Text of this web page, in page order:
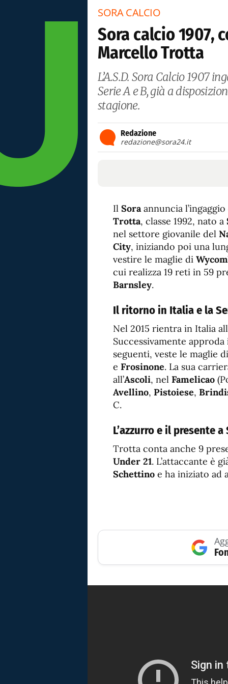
SORA CALCIO
Sora calcio 1907,
Marcello Trotta
L’A.S.D. Sora Calcio 1907
Serie A e B, già a
stagione.
Redazione
redazione@sora24.it
Il Soraannuncia
Trotta, classe 1992, nato a
nel settore giovanile del
City, iniziando poi una
vestire le maglie di
cui realizza 19 reti in 59
Barnsley.
Il ritorno in Italia e la
Nel 2015 rientra in Italia
Successivamente approda
seguenti, veste le maglie di
e Frosinone. La sua
all’Ascoli, nel Famelicao
Avellino, Pistoiese,
C.
L’azzurro e il presente a
Trotta conta anche 9
Under 21. L’attaccante è
Schettino e ha iniziato ad